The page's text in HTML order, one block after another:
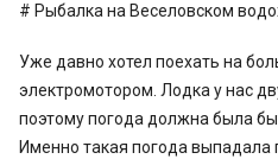
Рыбалка на Веселовском
Уже давно хотел поехать на
электромотором. Лодка у нас
поэтому погода должна была
Именно такая погода выпадала